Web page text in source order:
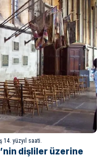
14. yüzyıl saati.
dişliler üzerine